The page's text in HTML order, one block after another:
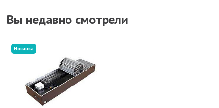
Вы недавно смотрели
Новинка